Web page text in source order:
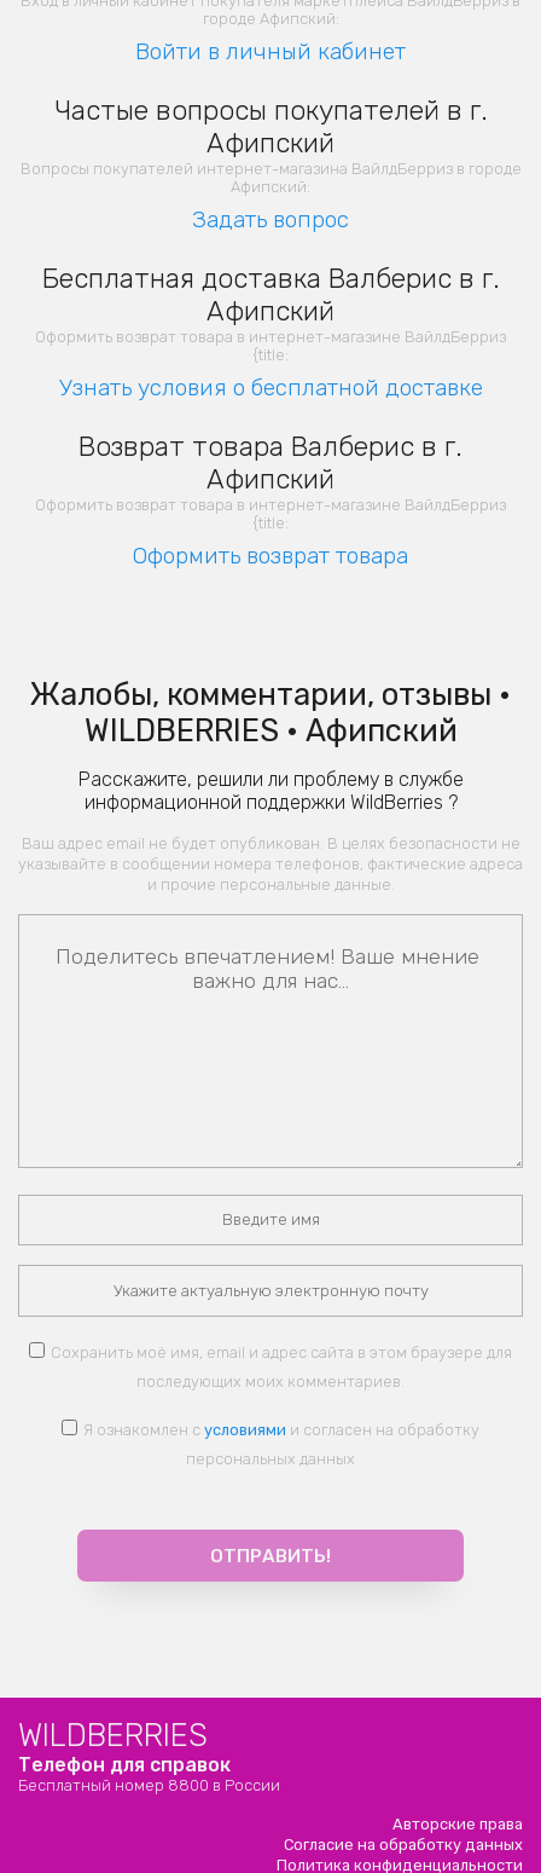
городе Афипский:
Войти в личный кабинет
Частые вопросы покупателей в г.
Афипский
Вопросы покупателей интернет-магазина ВайлдБерриз в городе
Афипский:
Задать вопрос
Бесплатная доставка Валберис в г.
Афипский
Оформить возврат товара в интернет-магазине ВайлдБерриз
{title:
Узнать условия о бесплатной доставке
Возврат товара Валберис в г.
Афипский
Оформить возврат товара в интернет-магазине ВайлдБерриз
{title:
Оформить возврат товара
Жалобы, комментарии, отзывы •
WILDBERRIES • Афипский
Расскажите, решили ли проблему в службе
информационной поддержки WildBerries ?
Ваш адрес email не будет опубликован. В целях безопасности не
указывайте в сообщении номера телефонов, фактические адреса
и прочие персональные данные.
Сохранить моё имя, email и адрес сайта в этом браузере для
последующих моих комментариев.
Я ознакомлен с условиями и согласен на обработку
персональных данных
WILDBERRIES
Телефон для справок
Бесплатный номер 8800 в России
Авторские права
Согласие на обработку данных
Политика конфиденциальности